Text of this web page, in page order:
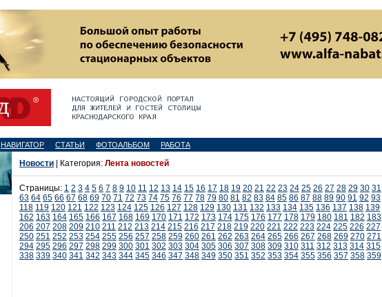
НАВИГАТОР СТАТЬИ ФОТОАЛЬБОМ РАБОТА
Новости | Категория: Лента новостей
Страницы: 1 2 3 4 5 6 7 8 9 10 11 12 13 14 15 16 17 18 19 20 21 22 23 24 25 26 27 28 29 30 31
63 64 65 66 67 68 69 70 71 72 73 74 75 76 77 78 79 80 81 82 83 84 85 86 87 88 89 90 91 92 93
118 119 120 121 122 123 124 125 126 127 128 129 130 131 132 133 134 135 136 137 138 139
162 163 164 165 166 167 168 169 170 171 172 173 174 175 176 177 178 179 180 181 182 183
206 207 208 209 210 211 212 213 214 215 216 217 218 219 220 221 222 223 224 225 226 227
250 251 252 253 254 255 256 257 258 259 260 261 262 263 264 265 266 267 268 269 270 271
294 295 296 297 298 299 300 301 302 303 304 305 306 307 308 309 310 311 312 313 314 315
338 339 340 341 342 343 344 345 346 347 348 349 350 351 352 353 354 355 356 357 358 359